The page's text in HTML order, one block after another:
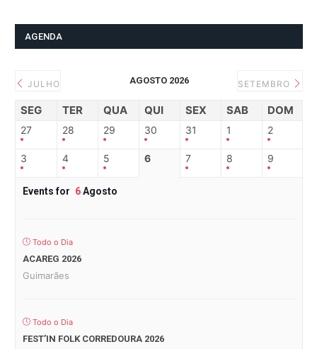
AGENDA
JULHO AGOSTO 2026 SETEMBRO
SEG TER QUA QUI SEX SAB DOM
27 28 29 30 31 1 2
3 4 5 6 7 8 9
Events for 6Agosto
Todo o Dia
ACAREG 2026
Guimarães
Todo o Dia
FEST’IN FOLK CORREDOURA 2026